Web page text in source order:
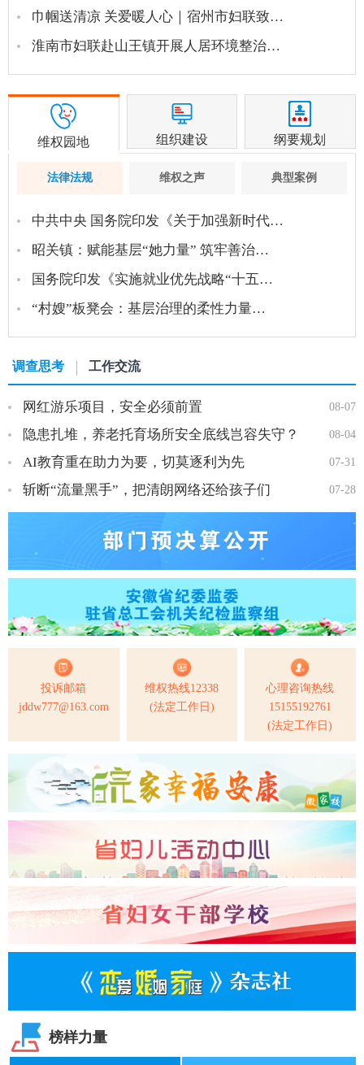
巾帼送清凉 关爱暖人心｜宿州市妇联致…
淮南市妇联赴山王镇开展人居环境整治…
维权园地 组织建设 纲要规划
法律法规 维权之声 典型案例
中共中央 国务院印发《关于加强新时代…
昭关镇：赋能基层“她力量” 筑牢善治…
国务院印发《实施就业优先战略“十五…
“村嫂”板凳会：基层治理的柔性力量…
调查思考 工作交流
08-07
网红游乐项目，安全必须前置
08-04
隐患扎堆，养老托育场所安全底线岂容失守？
07-31
AI教育重在助力为要，切莫逐利为先
07-28
斩断“流量黑手”，把清朗网络还给孩子们
投诉邮箱
jddw777@163.com
维权热线12338
(法定工作日)
心理咨询热线
15155192761
(法定工作日)
榜样力量